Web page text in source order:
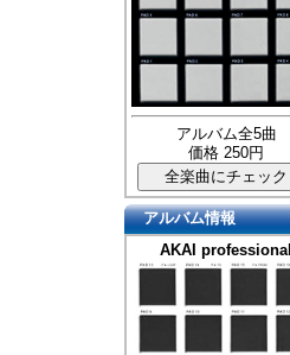
アルバム全5曲
価格 250円
アルバム情報
AKAI professional